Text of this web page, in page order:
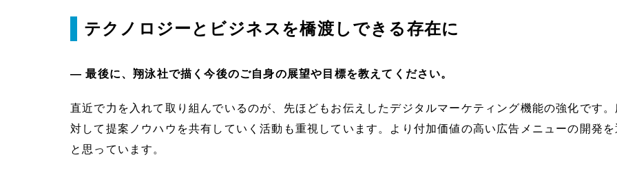
テクノロジーとビジネスを橋渡しできる存在に
― 最後に、翔泳社で描く今後のご自身の展望や目標を教えてください。
直近で力を入れて取り組んでいるのが、先ほどもお伝えしたデジタルマーケティング機能の強化です
対して提案ノウハウを共有していく活動も重視しています。より付加価値の高い広告メニューの開発
と思っています。